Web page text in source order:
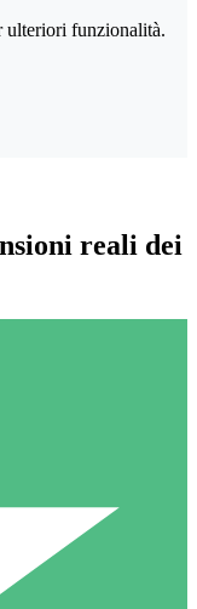
Nessun impegno
ulteriori funzionalità.
reali dei